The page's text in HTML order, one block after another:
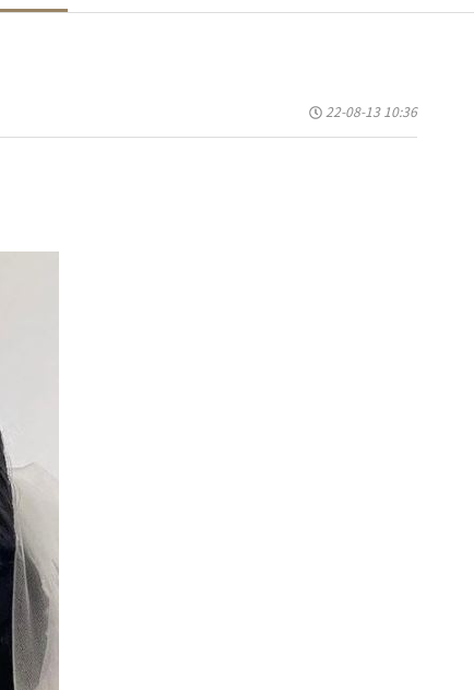
22-08-13 10:36